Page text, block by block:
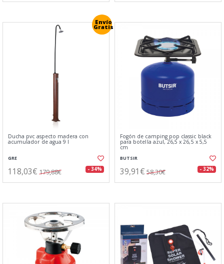
Envío
Gratis
Ducha pvc aspecto madera con
acumulador de agua 9 l
GRE
118,03€ 179,88€ - 34%
Fogón de camping pop classic black
para botella azul, 26,5 x 26,5 x 5,5
cm
BUTSIR
39,91€ 58,30€ - 32%